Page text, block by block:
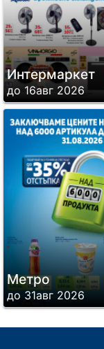
Интермаркет
до 16авг 2026
Метро
до 31авг 2026